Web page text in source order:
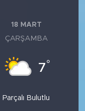
18 MART
ÇARŞAMBA
7°
Parçalı Bulutlu